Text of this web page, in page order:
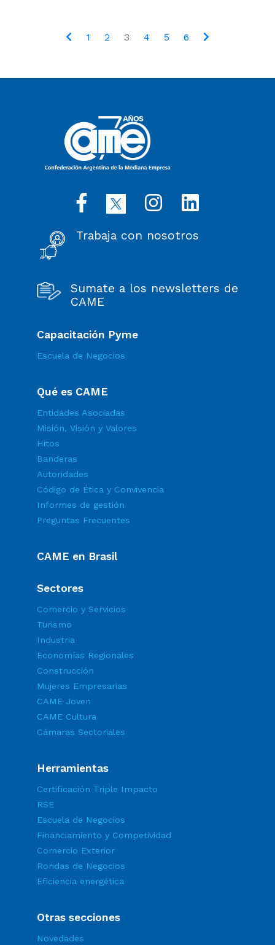
1 2 3 4 5 6
Trabaja con nosotros
Sumate a los newsletters de
CAME
Capacitación Pyme
Escuela de Negocios
Qué es CAME
Entidades Asociadas
Misión, Visión y Valores
Hitos
Banderas
Autoridades
Código de Ética y Convivencia
Informes de gestión
Preguntas Frecuentes
CAME en Brasil
Sectores
Comercio y Servicios
Turismo
Industria
Economías Regionales
Construcción
Mujeres Empresarias
CAME Joven
CAME Cultura
Cámaras Sectoriales
Herramientas
Certificación Triple Impacto
RSE
Escuela de Negocios
Financiamiento y Competividad
Comercio Exterior
Rondas de Negocios
Eficiencia energética
Otras secciones
Novedades